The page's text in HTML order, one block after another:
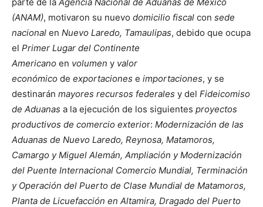
(ANAM), motivaron su nuevo domicilio fiscal con sede
nacional en Nuevo Laredo, Tamaulipas, debido que ocupa
el Primer Lugar del Continente
Americano en volumen y valor
económico de exportaciones e importaciones, y se
destinarán mayores recursos federales y del Fideicomiso
de Aduanas a la ejecución de los siguientes proyectos
productivos de comercio exterior: Modernización de las
Aduanas de Nuevo Laredo, Reynosa, Matamoros,
Camargo y Miguel Alemán, Ampliación y Modernización
del Puente Internacional Comercio Mundial, Terminación
y Operación del Puerto de Clase Mundial de Matamoros,
Planta de Licuefacción en Altamira, Dragado del Puerto